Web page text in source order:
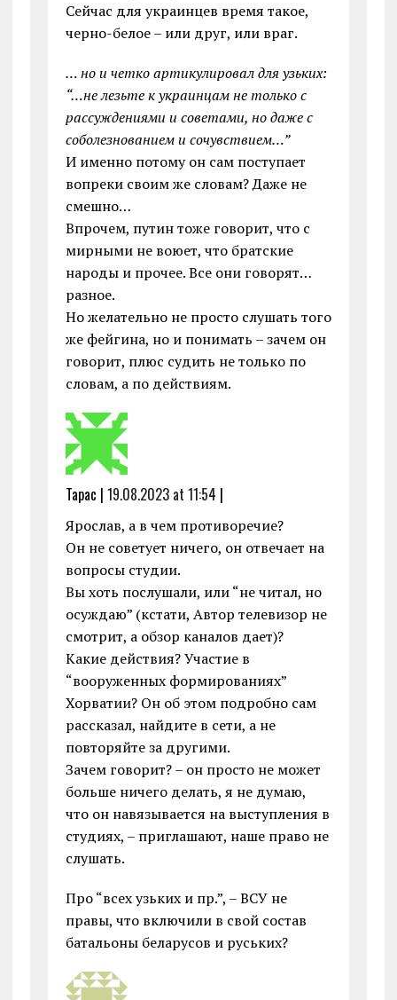
Сейчас для украинцев время такое,
черно-белое – или друг, или враг.
… но и четко артикулировал для узьких:
“…не лезьте к украинцам не только с
рассуждениями и советами, но даже с
соболезнованием и сочувствием…”
И именно потому он сам поступает
вопреки своим же словам? Даже не
смешно…
Впрочем, путин тоже говорит, что с
мирными не воюет, что братские
народы и прочее. Все они говорят…
разное.
Но желательно не просто слушать того
же фейгина, но и понимать – зачем он
говорит, плюс судить не только по
словам, а по действиям.
Тарас | 19.08.2023 at 11:54 |
Ярослав, а в чем противоречие?
Он не советует ничего, он отвечает на
вопросы студии.
Вы хоть послушали, или “не читал, но
осуждаю” (кстати, Автор телевизор не
смотрит, а обзор каналов дает)?
Какие действия? Участие в
“вооруженных формированиях”
Хорватии? Он об этом подробно сам
рассказал, найдите в сети, а не
повторяйте за другими.
Зачем говорит? – он просто не может
больше ничего делать, я не думаю,
что он навязывается на выступления в
студиях, – приглашают, наше право не
слушать.
Про “всех узьких и пр.”, – ВСУ не
правы, что включили в свой состав
батальоны беларусов и руських?